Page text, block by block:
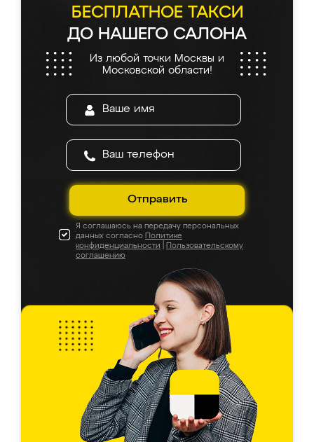
БЕСПЛАТНОЕ ТАКСИ
ДО НАШЕГО САЛОНА
Из любой точки Москвы и
Московской области!
Отправить
Я соглашаюсь на передачу персональных
данных согласно Политике
конфиденциальности
Пользовательскому
соглашению